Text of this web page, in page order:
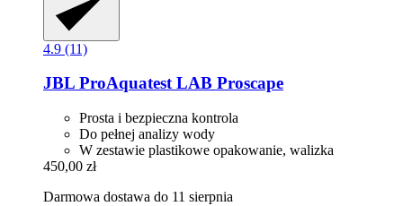
4.9 (11)
JBL ProAquatest LAB Proscape
Prosta i bezpieczna kontrola
Do pełnej analizy wody
W zestawie plastikowe opakowanie, walizka
450,00 zł
Darmowa dostawa do 11 sierpnia